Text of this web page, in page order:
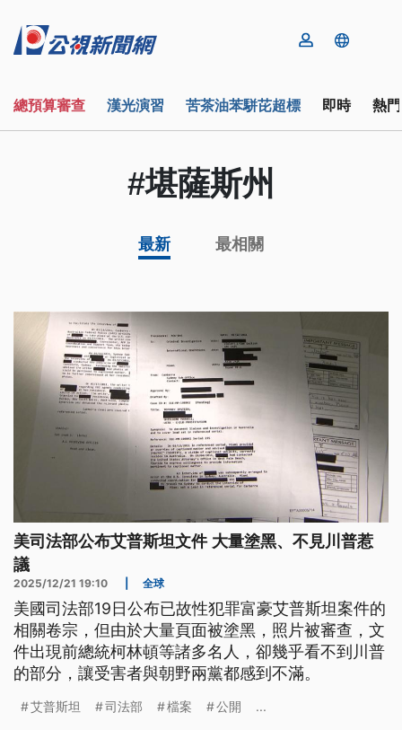
總預算審查 漢光演習 苦茶油苯駢芘超標 即時 熱
#堪薩斯州
最新 最相關
美司法部公布艾普斯坦文件 大量塗黑、不見川普惹
議
2025/12/21 19:10 全球
美國司法部19日公布已故性犯罪富豪艾普斯坦案件的
相關卷宗，但由於大量頁面被塗黑，照片被審查，文
件出現前總統柯林頓等諸多名人，卻幾乎看不到川普
的部分，讓受害者與朝野兩黨都感到不滿。
艾普斯坦 司法部 檔案 公開 ...